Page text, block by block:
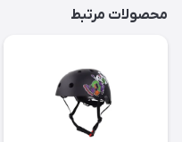
محصولات مرتبط